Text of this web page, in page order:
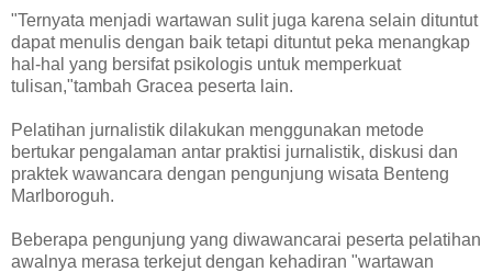
"Ternyata menjadi wartawan sulit juga karena selain dituntut
dapat menulis dengan baik tetapi dituntut peka menangkap
hal-hal yang bersifat psikologis untuk memperkuat
tulisan,"tambah Gracea peserta lain.
Pelatihan jurnalistik dilakukan menggunakan metode
bertukar pengalaman antar praktisi jurnalistik, diskusi dan
praktek wawancara dengan pengunjung wisata Benteng
Marlboroguh.
Beberapa pengunjung yang diwawancarai peserta pelatihan
awalnya merasa terkejut dengan kehadiran "wartawan